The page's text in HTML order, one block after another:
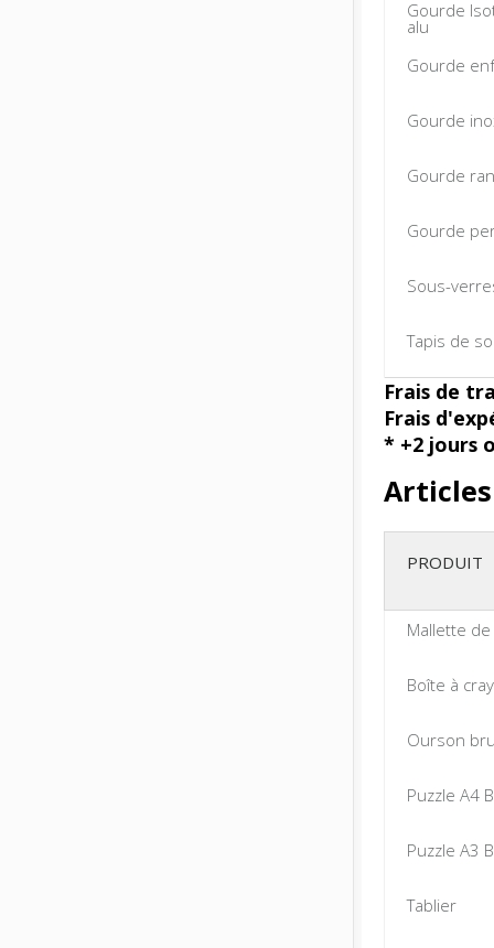
Gourde
alu
Gourde
Gourde
Gourde
Gourde
Sous-
Tapis de
Frais de
Frais
* +2 jours
PRODUIT
Mallette
Boîte à
Ourson
Puzzle A4
Puzzle A3
Tablier